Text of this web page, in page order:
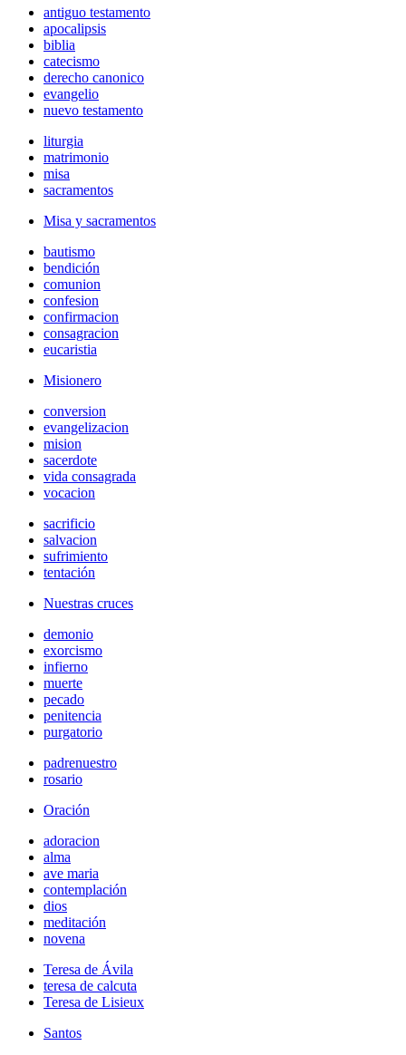
antiguo testamento
apocalipsis
biblia
catecismo
derecho canonico
evangelio
nuevo testamento
liturgia
matrimonio
misa
sacramentos
Misa y sacramentos
bautismo
bendición
comunion
confesion
confirmacion
consagracion
eucaristia
Misionero
conversion
evangelizacion
mision
sacerdote
vida consagrada
vocacion
sacrificio
salvacion
sufrimiento
tentación
Nuestras cruces
demonio
exorcismo
infierno
muerte
pecado
penitencia
purgatorio
padrenuestro
rosario
Oración
adoracion
alma
ave maria
contemplación
dios
meditación
novena
Teresa de Ávila
teresa de calcuta
Teresa de Lisieux
Santos